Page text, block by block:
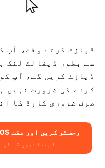
ڈپازٹ کرتے وقت، آپ
سے بطور ڈیفالٹ لنک
ڈپازٹ کریں گے، آپ
کرنے کی ضرورت نہیں
صرف ضروری کارڈ کا
IQ Option رجسٹر کریں اور مفت $10,000 حاصل کریں۔
ابتدائیوں کے لیے $10,000 مفت حاصل